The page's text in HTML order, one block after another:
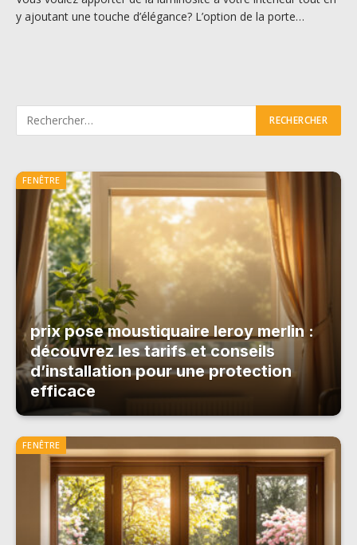
y ajoutant une touche d’élégance? L’option de la porte…
FENÊTRE
prix pose moustiquaire leroy merlin :
découvrez les tarifs et conseils
d’installation pour une protection
efficace
FENÊTRE